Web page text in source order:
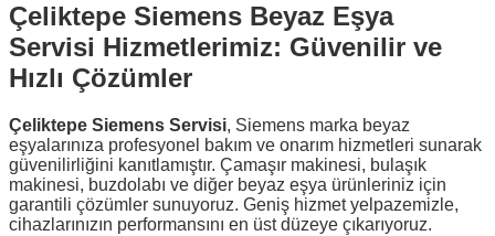
Çeliktepe Siemens Beyaz Eşya
Servisi Hizmetlerimiz: Güvenilir ve
Hızlı Çözümler
Çeliktepe Siemens Servisi, Siemens marka beyaz
eşyalarınıza profesyonel bakım ve onarım hizmetleri sunarak
güvenilirliğini kanıtlamıştır. Çamaşır makinesi, bulaşık
makinesi, buzdolabı ve diğer beyaz eşya ürünleriniz için
garantili çözümler sunuyoruz. Geniş hizmet yelpazemizle,
cihazlarınızın performansını en üst düzeye çıkarıyoruz.